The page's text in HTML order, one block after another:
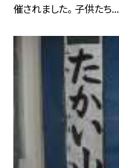
催されました。 子供たち...